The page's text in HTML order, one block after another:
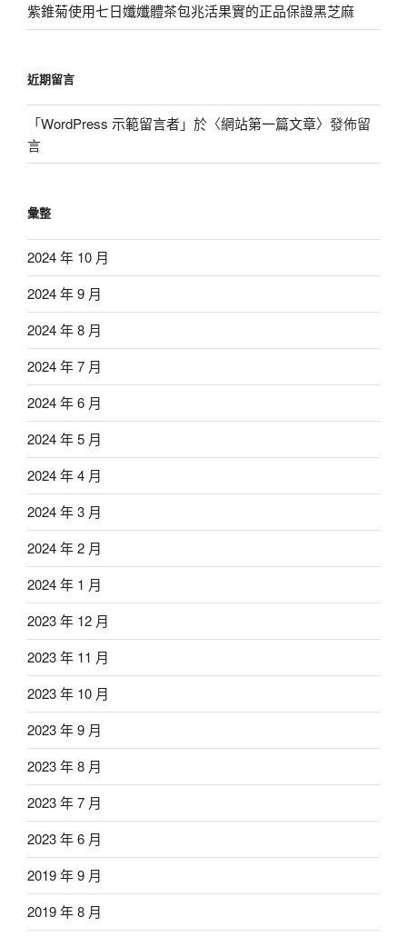
紫錐菊使用七日孅孅體茶包兆活果實的正品保證黑芝麻
近期留言
「WordPress 示範留言者」於〈網站第一篇文章〉發佈留
言
彙整
2024 年 10 月
2024 年 9 月
2024 年 8 月
2024 年 7 月
2024 年 6 月
2024 年 5 月
2024 年 4 月
2024 年 3 月
2024 年 2 月
2024 年 1 月
2023 年 12 月
2023 年 11 月
2023 年 10 月
2023 年 9 月
2023 年 8 月
2023 年 7 月
2023 年 6 月
2019 年 9 月
2019 年 8 月